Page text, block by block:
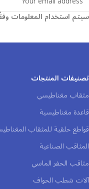
سيتم استخدام المعلومات
تصنيفات المنتجات
مثقاب مغناطيسي
قاعدة مغناطيسية
قواطع حلقية للمثقاب
المثاقب الصناعية
مثاقب الحفر الماسي
آلات شطب الحواف